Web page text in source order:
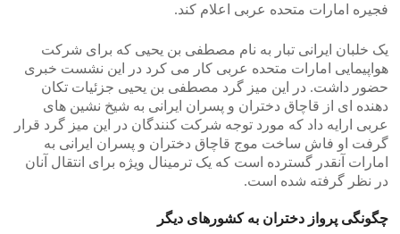
فجیره امارات متحده عربی اعلام کند.
یک خلبان ایرانی تبار به نام مصطفی بن یحیی که برای شرکت
هواپیمایی امارات متحده عربی کار می کرد در این نشست خبری
حضور داشت. در این میز گرد مصطفی بن یحیی جزئیات تکان
دهنده ای از قاچاق دختران و پسران ایرانی به شیخ نشین های
عربی ارایه داد که مورد توجه شرکت کنندگان در این میز گرد قرار
گرفت او فاش ساخت موج قاچاق دختران و پسران ایرانی به
امارات آنقدر گسترده است که یک ترمینال ویژه برای انتقال آنان
در نظر گرفته شده است.
چگونگی پرواز دختران به کشورهای دیگر